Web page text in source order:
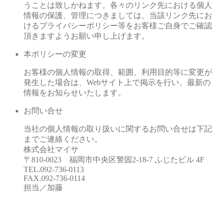
うことは致しかねます。各々のリンク先における個人
情報の保護、管理につきましては、当該リンク先にお
けるプライバシーポリシー等をお客様ご自身でご確認
頂きますようお願い申し上げます。
本ポリシーの変更
お客様の個人情報の取得、範囲、利用目的等に変更が
発生した場合は、Webサイト上で掲示を行い、最新の
情報をお知らせいたします。
お問い合せ
当社の個人情報の取り扱いに関するお問い合せは下記
までご連絡ください。
株式会社マイサ
〒810-0023 福岡市中央区警固2-18-7 ふじたビル 4F
TEL.092-736-0113
FAX.092-736-0114
担当／加藤